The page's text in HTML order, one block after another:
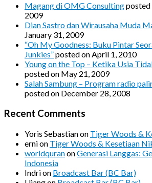
Magang di OMG Consultingposted
2009
Dian Sastro dan Wirausaha Muda
January 31, 2009
“Oh My Goodness: Buku Pintar
Junkies”posted on April 1, 2010
Young on the Top – Ketika Usia
posted on May 21, 2009
Salah Sambung – Program radio
posted on December 28, 2008
Recent Comments
Yoris Sebastianon Tiger Woods &
ernion Tiger Woods & Kesetiaan
worldquranonGenerasi Langgas:
Indonesia
Indrion Broadcast Bar (BC Bar)